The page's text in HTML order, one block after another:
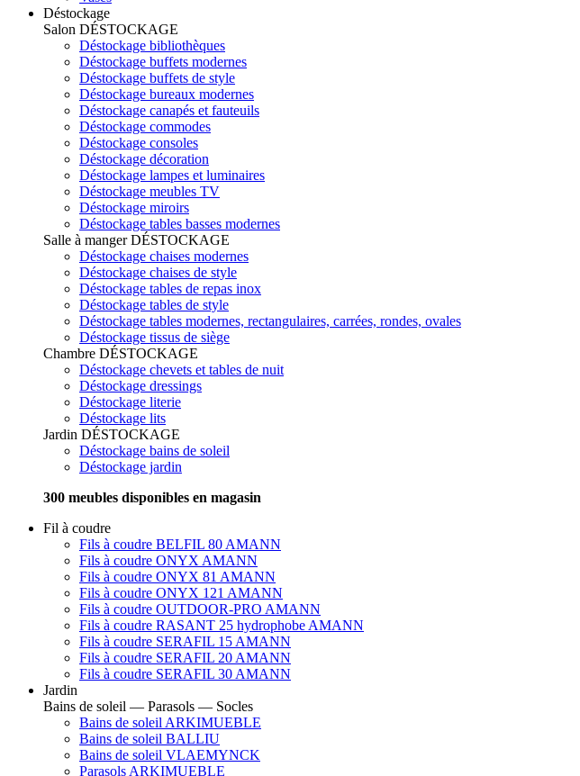
Déstockage
Salon DÉSTOCKAGE
Déstockage bibliothèques
Déstockage buffets modernes
Déstockage buffets de style
Déstockage bureaux modernes
Déstockage canapés et fauteuils
Déstockage commodes
Déstockage consoles
Déstockage décoration
Déstockage lampes et luminaires
Déstockage meubles TV
Déstockage miroirs
Déstockage tables basses modernes
Salle à mangerDÉSTOCKAGE
Déstockage chaises modernes
Déstockage chaises de style
Déstockage tables de repas inox
Déstockage tables de style
Déstockage tables modernes, rectangulaires, carrées, rondes, ovales
Déstockage tissus de siège
Chambre DÉSTOCKAGE
Déstockage chevets et tables de nuit
Déstockage dressings
Déstockage literie
Déstockage lits
Jardin DÉSTOCKAGE
Déstockage bains de soleil
Déstockage jardin
300 meubles disponibles en magasin
Fil à coudre
Fils à coudre BELFIL 80 AMANN
Fils à coudre ONYX AMANN
Fils à coudre ONYX 81 AMANN
Fils à coudre ONYX 121 AMANN
Fils à coudre OUTDOOR-PRO AMANN
Fils à coudre RASANT 25 hydrophobe AMANN
Fils à coudre SERAFIL 15 AMANN
Fils à coudre SERAFIL 20 AMANN
Fils à coudre SERAFIL 30 AMANN
Jardin
Bains de soleil — Parasols — Socles
Bains de soleil ARKIMUEBLE
Bains de soleil BALLIU
Bains de soleil VLAEMYNCK
Parasols ARKIMUEBLE